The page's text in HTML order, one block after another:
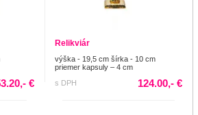
€
Relikviár
výška - 19,5 cm šírka - 10 cm
priemer kapsuly – 4 cm
s DPH
124.00,- €